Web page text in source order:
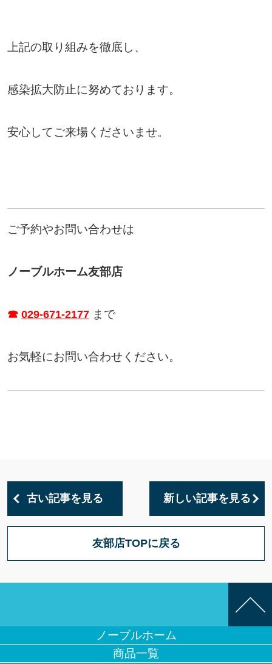
上記の取り組みを徹底し、
感染拡大防止に努めております。
安心してご来場くださいませ。
ご予約やお問い合わせは
ノーブルホーム友部店
☎ 029-671-2177まで
お気軽にお問い合わせください。
古い記事を見る 新しい記事を見る
友部店TOPに戻る
ノーブルホーム
商品一覧